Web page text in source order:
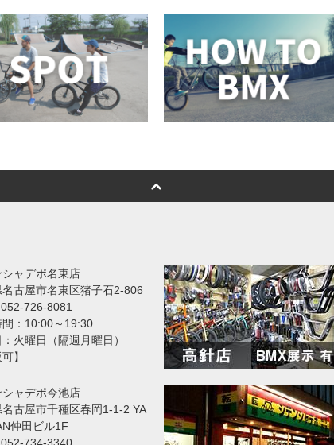
シャデポ名東店
古屋市名東区猪子石2-806
726-8081
間：10:00～19:30
：火曜日（隔週月曜日）
】
シャデポ今池店
古屋市千種区春岡1-1-2 YA
仲田ビル1F